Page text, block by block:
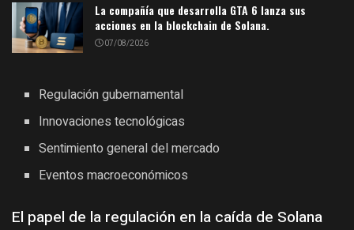
La compañía que desarrolla GTA 6 lanza sus
acciones en la blockchain de Solana.
07/08/2026
Regulación gubernamental
Innovaciones tecnológicas
Sentimiento general del mercado
Eventos macroeconómicos
El papel de la regulación en la caída de Solana